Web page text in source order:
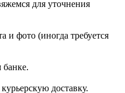
для уточнения
и фото (иногда требуется
доставку.